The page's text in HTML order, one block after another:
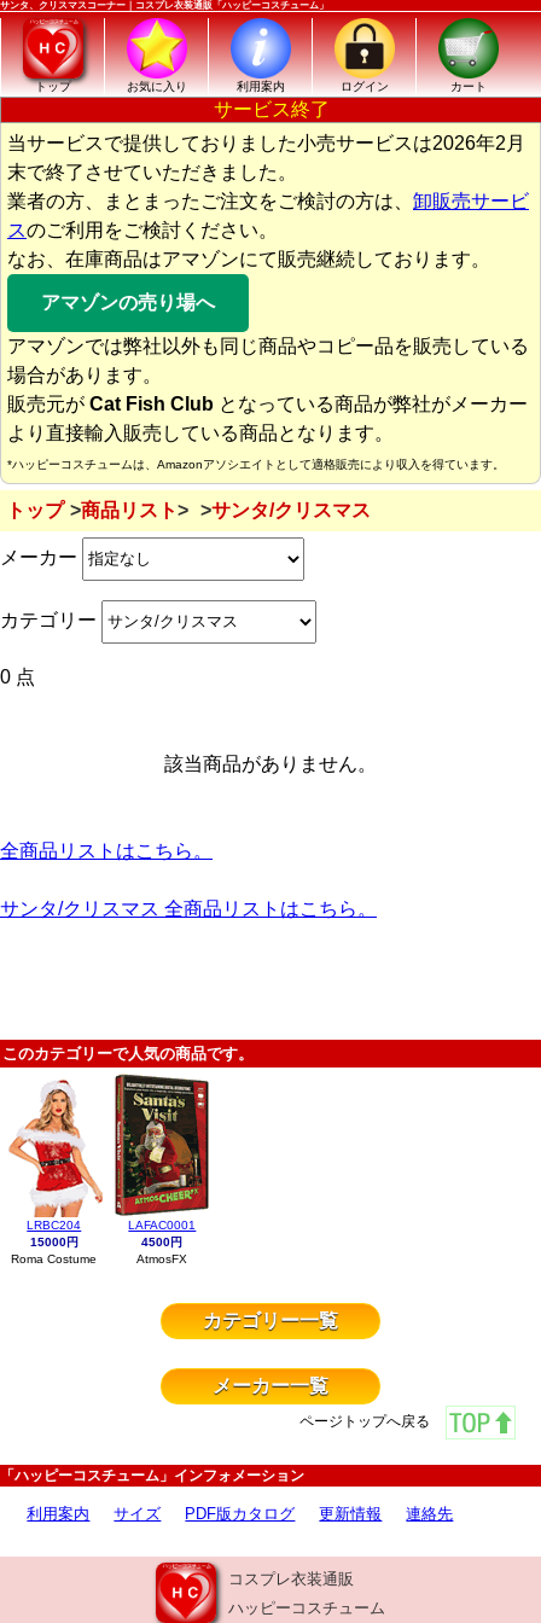
サンタ、クリスマスコーナー｜コスプレ衣装通販「ハッピーコスチューム」
トップ お気に入り 利用案内 ログイン カート
サービス終了
当サービスで提供しておりました小売サービスは2026年2月
末で終了させていただきました。
業者の方、まとまったご注文をご検討の方は、 卸販売サービ
スのご利用をご検討ください。
なお、在庫商品はアマゾンにて販売継続しております。
アマゾンの売り場へ
アマゾンでは弊社以外も同じ商品やコピー品を販売している
場合があります。
販売元が Cat Fish Club となっている商品が弊社がメーカー
より直接輸入販売している商品となります。
*ハッピーコスチュームは、Amazonアソシエイトとして適格販売により収入を得ています。
トップ 商品リスト サンタ/クリスマス
メーカー
カテゴリー
0 点
該当商品がありません。
全商品リストはこちら。
サンタ/クリスマス 全商品リストはこちら。
このカテゴリーで人気の商品です。
LRBC204
15000円
Roma Costume
LAFAC0001
4500円
AtmosFX
カテゴリー一覧
メーカー一覧
ページトップへ戻る
「ハッピーコスチューム」インフォメーション
利用案内 サイズ PDF版カタログ 更新情報 連絡先
コスプレ衣装通販
ハッピーコスチューム